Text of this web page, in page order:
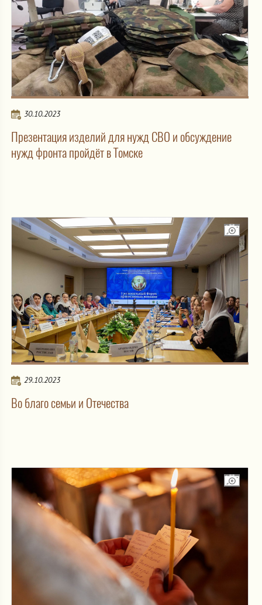
30.10.2023
Презентация изделий для нужд СВО и обсуждение
нужд фронта пройдёт в Томске
29.10.2023
Во благо семьи и Отечества